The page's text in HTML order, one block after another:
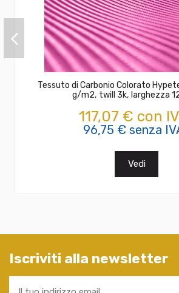
Tessuto di Carbonio Colorato
g/m2, twill 3k, larghezza
117,07 € con
96,75 € senza
Vedi
Iscriviti alla newsletter